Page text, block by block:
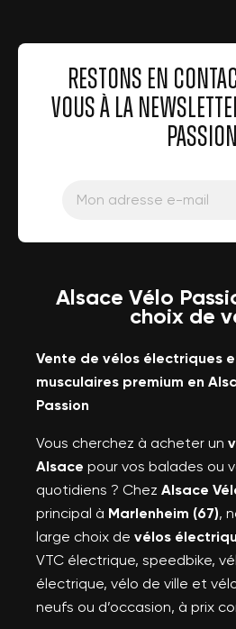
RESTONS EN
VOUS À LA
PASSION
Alsace Vélo
choix de
Vente de vélos électriques
musculaires premium en
Passion
Vous cherchez à acheter un
Alsace pour vos balades ou
quotidiens ? Chez Alsace
principal à Marlenheim (67),
large choix de vélos
VTC électrique, speedbike,
électrique, vélo de ville et
neufs ou d’occasion, à prix